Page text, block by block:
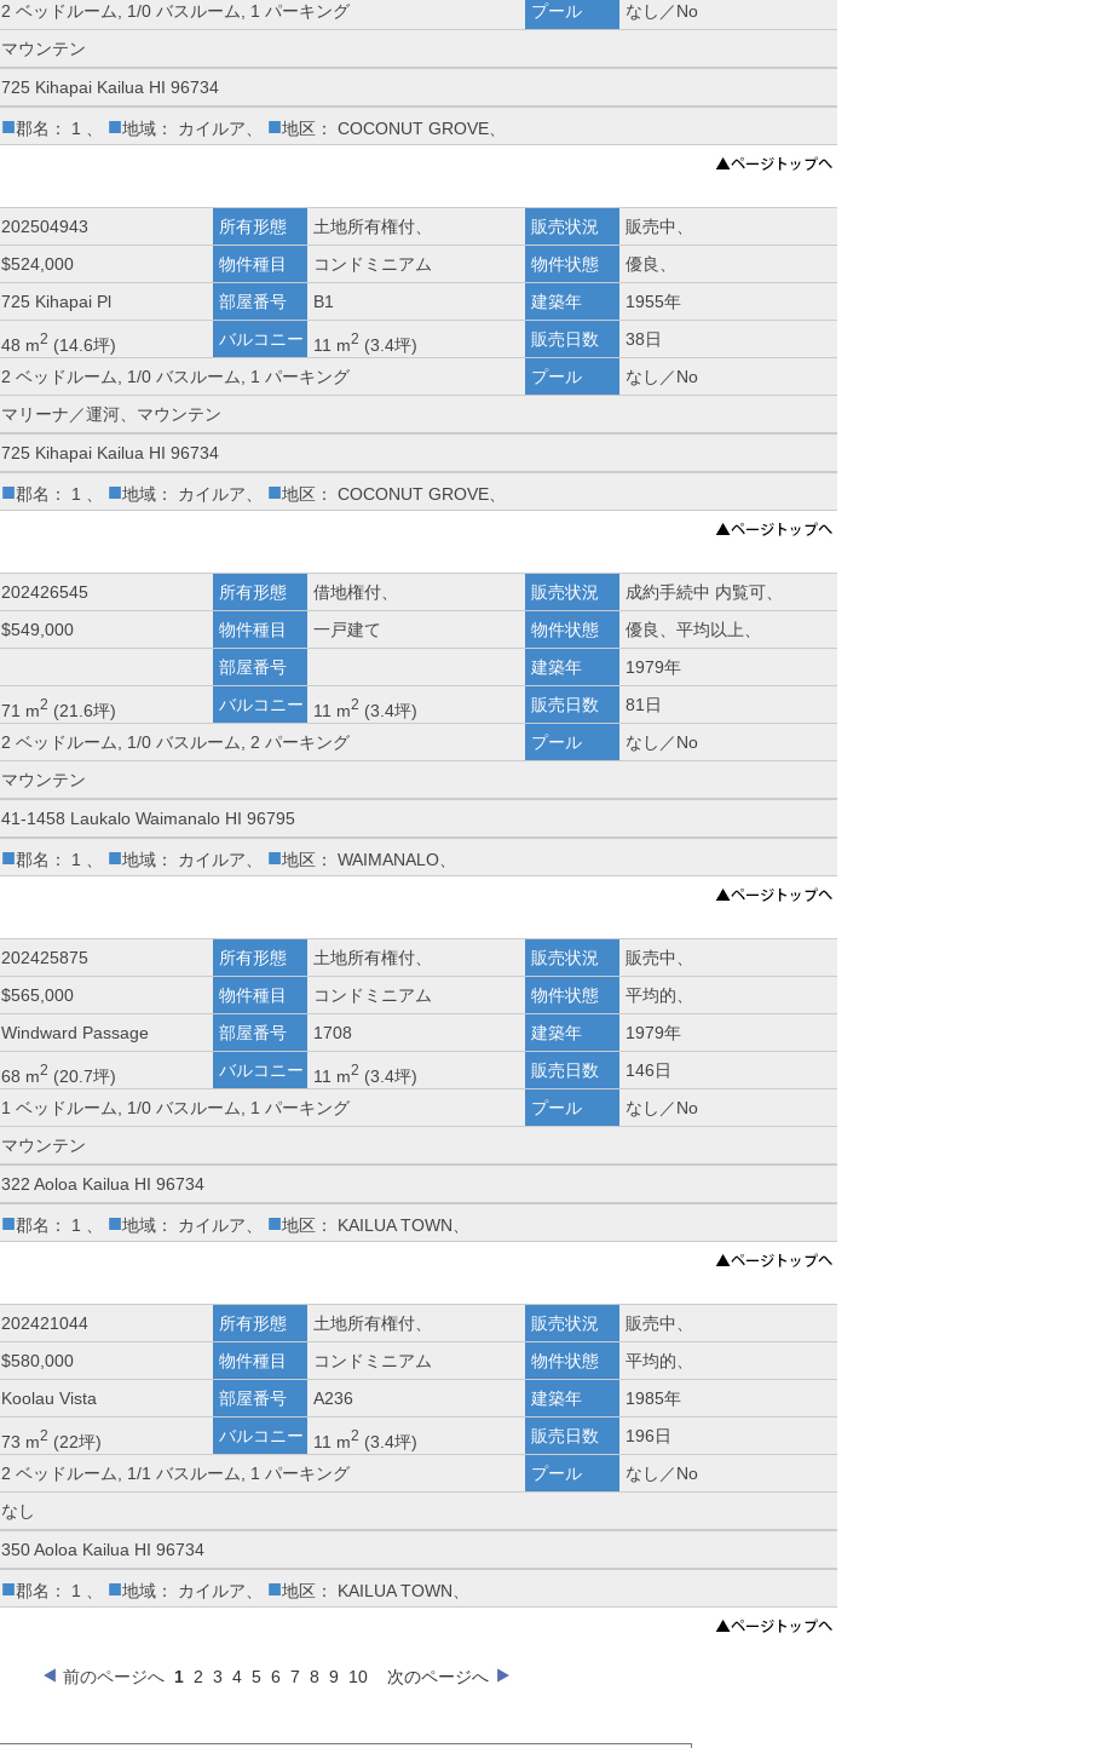
2 ベッドルーム, 1/0 バスルーム, 1 パーキング プール
なし／No
マウンテン
725 Kihapai Kailua HI 96734
■郡名： 1 、 ■地域： カイルア、 ■地区： COCONUT GROVE、
202504943 所有形態 土地所有権付、 販売状況
販売中、
$524,000 物件種目 コンドミニアム 物件状態
優良、
725 Kihapai Pl 部屋番号 B1 建築年
1955年
48 m2 (14.6坪) バルコニー 11 m2 (3.4坪) 販売日数
38日
2 ベッドルーム, 1/0 バスルーム, 1 パーキング プール
なし／No
マリーナ／運河、マウンテン
725 Kihapai Kailua HI 96734
■郡名： 1 、 ■地域： カイルア、 ■地区： COCONUT GROVE、
202426545 所有形態 借地権付、 販売状況
成約手続中 内覧可、
$549,000 物件種目 一戸建て 物件状態
優良、平均以上、
部屋番号 建築年 1979年
71 m2 (21.6坪) バルコニー 11 m2 (3.4坪) 販売日数
81日
2 ベッドルーム, 1/0 バスルーム, 2 パーキング プール
なし／No
マウンテン
41-1458 Laukalo Waimanalo HI 96795
■郡名： 1 、 ■地域： カイルア、 ■地区： WAIMANALO、
202425875 所有形態 土地所有権付、 販売状況
販売中、
$565,000 物件種目 コンドミニアム 物件状態
平均的、
Windward Passage 部屋番号 1708 建築年
1979年
68 m2 (20.7坪) バルコニー 11 m2 (3.4坪) 販売日数
146日
1 ベッドルーム, 1/0 バスルーム, 1 パーキング プール
なし／No
マウンテン
322 Aoloa Kailua HI 96734
■郡名： 1 、 ■地域： カイルア、 ■地区： KAILUA TOWN、
202421044 所有形態 土地所有権付、 販売状況
販売中、
$580,000 物件種目 コンドミニアム 物件状態
平均的、
Koolau Vista 部屋番号 A236 建築年
1985年
73 m2 (22坪) バルコニー 11 m2 (3.4坪) 販売日数
196日
2 ベッドルーム, 1/1 バスルーム, 1 パーキング プール
なし／No
なし
350 Aoloa Kailua HI 96734
■郡名： 1 、 ■地域： カイルア、 ■地区： KAILUA TOWN、
前のページへ 1 2 3 4 5 6 7 8 9 10 次のページへ